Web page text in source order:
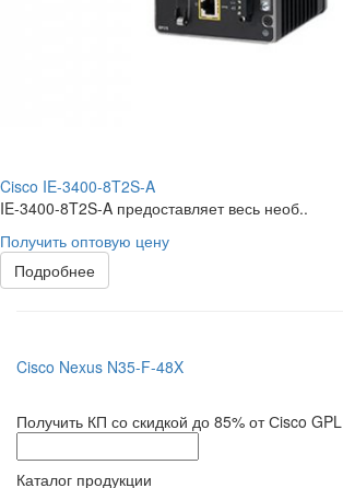
Cisco IE-3400-8T2S-A
IE-3400-8T2S-A предоставляет весь необ..
Получить оптовую цену
Подробнее
Cisco Nexus N35-F-48X
Получить КП со скидкой до 85% от Сisco GPL
Каталог продукции